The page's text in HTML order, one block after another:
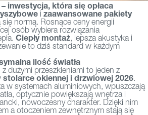
inwestycja, która się opłaca
i zaawansowane pakiety
się normą. Rosnące ceny energii
osób wybiera rozwiązania
Ciepły montaż, lepsza akustyka i
to dziś standard w każdym
ilość światła
dużymi przeszkleniami to jeden z
stolarce okiennej i drzwiowej 2026.
w systemach aluminiowych, wpuszczają
optycznie powiększają wnętrza i
nowoczesny charakter. Dzięki nim
a otoczeniem zewnętrznym stają się